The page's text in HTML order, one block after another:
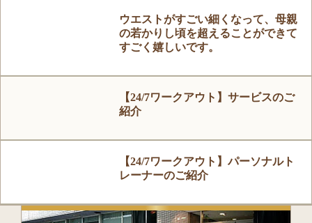
ウエストがすごい細くなって、母親
の若かりし頃を超えることができて
すごく嬉しいです。
【24/7ワークアウト】サービスのご
紹介
【24/7ワークアウト】パーソナルト
レーナーのご紹介